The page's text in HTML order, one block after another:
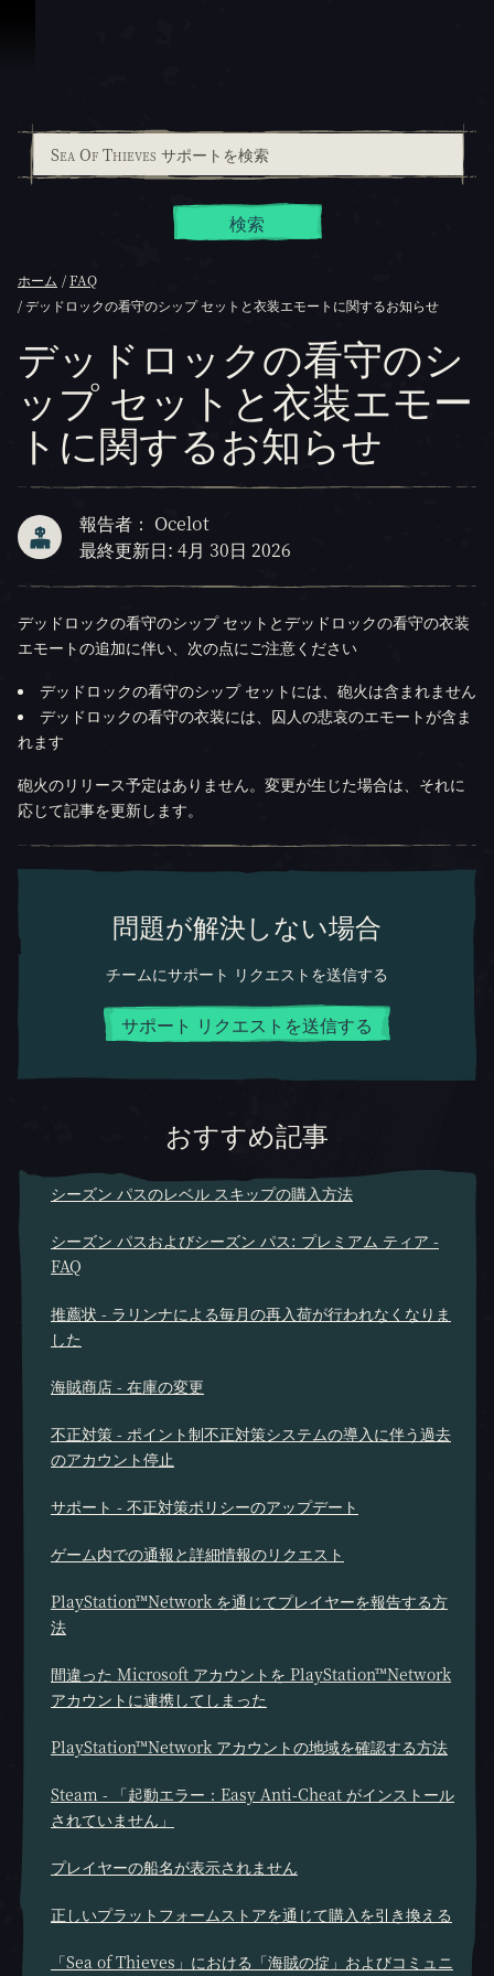
検索
ホーム
FAQ
デッドロックの看守のシップ セットと衣装エモートに関するお知らせ
デッドロックの看守のシ
ップ セットと衣装エモー
トに関するお知らせ
報告者： Ocelot
最終更新日: 4月 30日 2026
デッドロックの看守のシップ セットとデッドロックの看守の衣装
エモートの追加に伴い、次の点にご注意ください
デッドロックの看守のシップ セットには、砲火は含まれません
デッドロックの看守の衣装には、囚人の悲哀のエモートが含ま
れます
砲火のリリース予定はありません。変更が生じた場合は、それに
応じて記事を更新します。
問題が解決しない場合
チームにサポート リクエストを送信する
サポート リクエストを送信する
おすすめ記事
シーズン パスのレベル スキップの購入方法
シーズン パスおよびシーズン パス: プレミアム ティア -
FAQ
推薦状 - ラリンナによる毎月の再入荷が行われなくなりま
した
海賊商店 - 在庫の変更
不正対策 - ポイント制不正対策システムの導入に伴う過去
のアカウント停止
サポート - 不正対策ポリシーのアップデート
ゲーム内での通報と詳細情報のリクエスト
PlayStation™Network を通じてプレイヤーを報告する方
法
間違った Microsoft アカウントを PlayStation™Network
アカウントに連携してしまった
PlayStation™Network アカウントの地域を確認する方法
Steam - 「起動エラー：Easy Anti-Cheat がインストール
されていません」
プレイヤーの船名が表示されません
正しいプラットフォームストアを通じて購入を引き換える
「Sea of Thieves」における「海賊の掟」およびコミュニ